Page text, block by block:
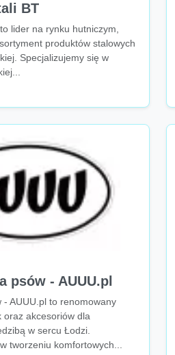
BT
lider na rynku hutniczym,
produktów stalowych
Specjalizujemy się w
psów - AUUU.pl
- AUUU.pl to renomowany
oraz akcesoriów dla
w sercu Łodzi.
tworzeniu komfortowych...